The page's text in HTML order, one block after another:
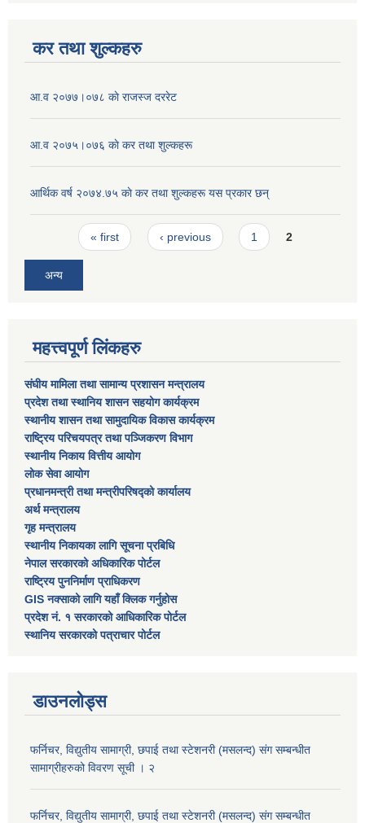
कर तथा शुल्कहरु
आ‍.व २०७७।०७८ काे राजस्ज दररेट
आ.व २०७५।०७६ काे कर तथा शुल्कहरू
आर्थिक वर्ष २०७४.७५ काे कर तथा शुल्कहरू यस प्रकार छन्
Pages« first ‹ previous 1 2
अन्य
महत्त्वपूर्ण लिंकहरु
संघीय मामिला तथा सामान्य प्रशासन मन्त्रालय
प्रदेश तथा स्थानिय शासन सहयोग कार्यक्रम
स्थानीय शासन तथा सामुदायिक विकास कार्यक्रम
राष्ट्रिय परिचयपत्र तथा पञ्जिकरण विभाग
स्थानीय निकाय वित्तीय आयोग
लोक सेवा आयोग
प्रधानमन्त्री तथा मन्त्रीपरिषद्को कार्यालय
अर्थ मन्त्रालय
गृह मन्त्रालय
स्थानीय निकायका लागि सूचना प्रबिधि
नेपाल सरकारको अधिकारिक पोर्टल
राष्ट्रिय पुननिर्माण प्राधिकरण
GIS नक्साको लागि यहाँ क्लिक गर्नुहोस
प्रदेश नं. १ सरकारको आधिकारिक पोर्टल
स्थानिय सरकारको पत्राचार पोर्टल
डाउनलोड्स
फर्निचर, विद्युतीय सामाग्री, छपाई तथा स्टेशनरी (मसलन्द) संग सम्बन्धीत
सामाग्रीहरुको विवरण सूची । २
फर्निचर, विद्युतीय सामाग्री, छपाई तथा स्टेशनरी (मसलन्द) संग सम्बन्धीत